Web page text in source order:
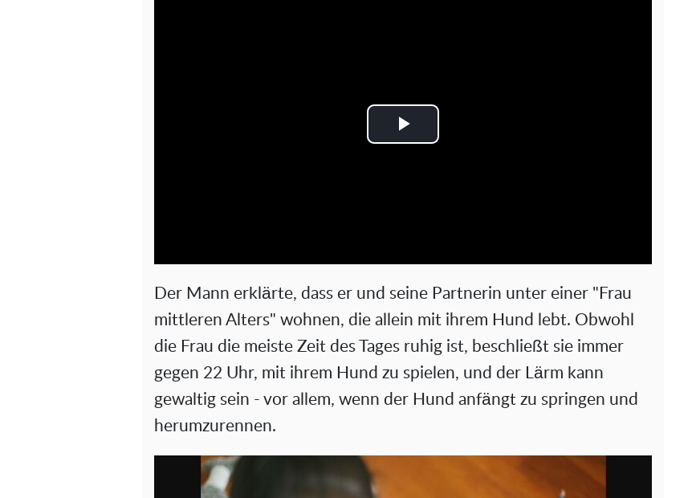
P
V
i
d
e
Der Mann erklärte, dass er und seine Partnerin unter einer "Frau
mittleren Alters" wohnen, die allein mit ihrem Hund lebt. Obwohl
die Frau die meiste Zeit des Tages ruhig ist, beschließt sie immer
gegen 22 Uhr, mit ihrem Hund zu spielen, und der Lärm kann
gewaltig sein - vor allem, wenn der Hund anfängt zu springen und
herumzurennen.